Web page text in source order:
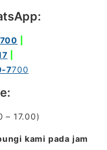
7700
– 17.00)
kami pada jam